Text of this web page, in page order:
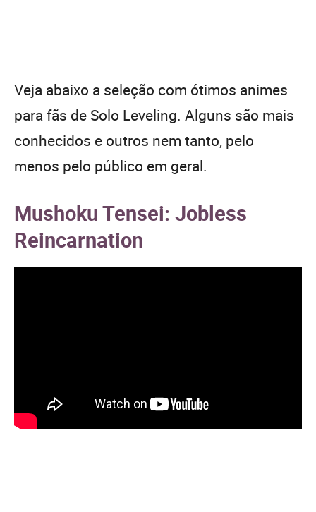
Veja abaixo a seleção com ótimos animes
para fãs de Solo Leveling. Alguns são mais
conhecidos e outros nem tanto, pelo
menos pelo público em geral.
Mushoku Tensei: Jobless
Reincarnation